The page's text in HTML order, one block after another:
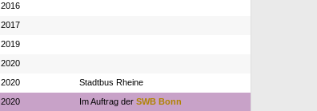
2016
2017
2019
2020
2020 Stadtbus Rheine
2020 Im Auftrag der SWB Bonn